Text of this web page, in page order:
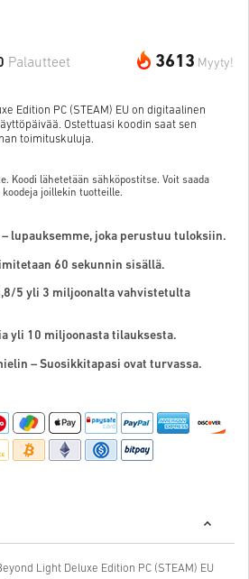
3613 Myyty!
Palautteet
Edition PC (STEAM) EU on digitaalinen
Ostettuasi koodin saat sen
toimituskuluja.
Koodi lähetetään sähköpostitse. Voit saada
koodeja joillekin tuotteille.
lupauksemme, joka perustuu tuloksiin.
60 sekunnin sisällä.
5 yli 3 miljoonalta vahvistetulta
yli 10 miljoonasta tilauksesta.
– Suosikkitapasi ovat turvassa.
Light Deluxe Edition PC (STEAM) EU